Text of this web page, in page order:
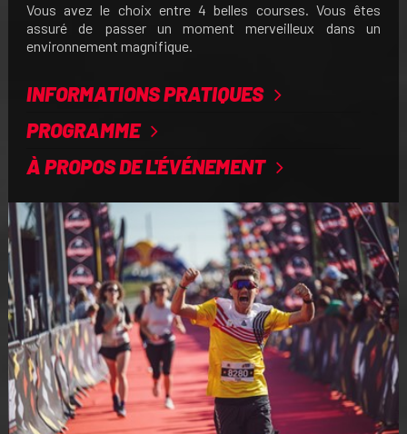
Vous avez le choix entre 4 belles courses. Vous êtes
assuré de passer un moment merveilleux dans un
environnement magnifique.
INFORMATIONS PRATIQUES
PROGRAMME
À PROPOS DE L'ÉVÉNEMENT